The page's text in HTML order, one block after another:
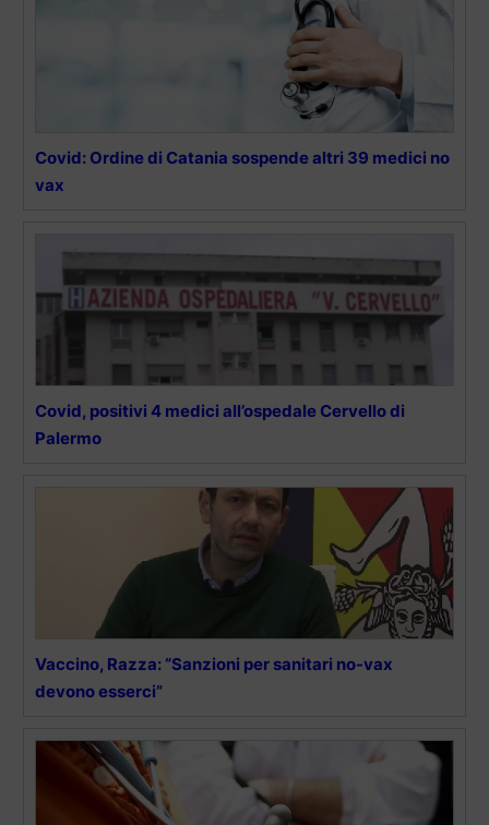
Covid: Ordine di Catania sospende altri 39 medici no
vax
Covid, positivi 4 medici all’ospedale Cervello di
Palermo
Vaccino, Razza: “Sanzioni per sanitari no-vax
devono esserci”